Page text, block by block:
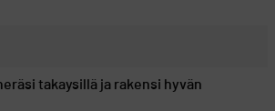
takaysillä ja rakensi hyvän